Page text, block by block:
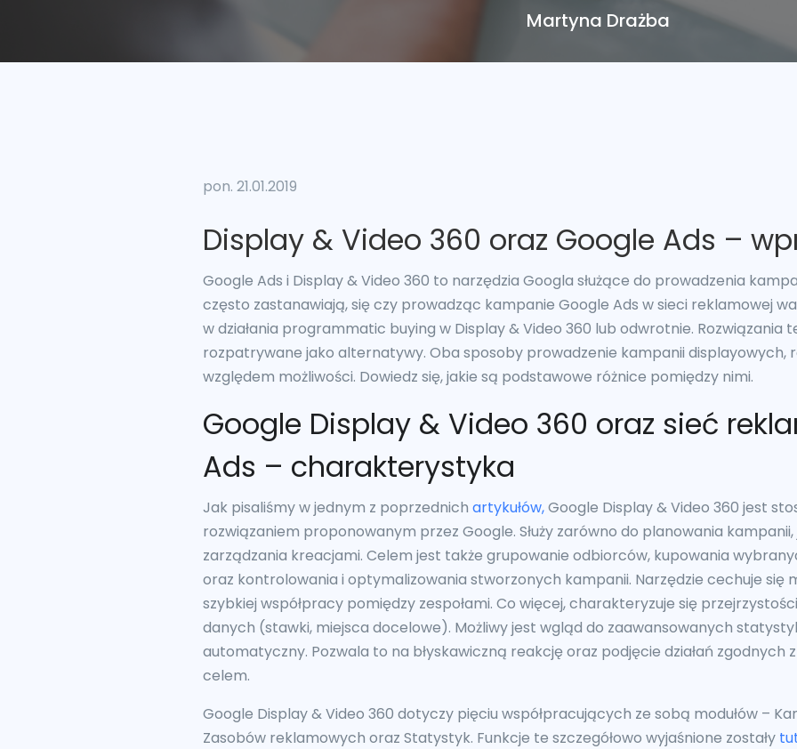
Martyna Drażba
pon. 21.01.2019
Display & Video 360 oraz Google Ads –
Google Ads i Display & Video 360 to narzędzia Googla służące do prowadzenia
często zastanawiają, się czy prowadząc kampanie Google Ads w sieci reklamowej
w działania programmatic buying w Display & Video 360 lub odwrotnie. Rozwiązania
rozpatrywane jako alternatywy. Oba sposoby prowadzenie kampanii displayowych,
względem możliwości. Dowiedz się, jakie są podstawowe różnice pomiędzy nimi.
Google Display & Video 360 oraz sieć
Ads – charakterystyka
Jak pisaliśmy w jednym z poprzednich artykułów,Google Display & Video 360 jest
rozwiązaniem proponowanym przez Google. Służy zarówno do planowania
zarządzania kreacjami. Celem jest także grupowanie odbiorców, kupowania
oraz kontrolowania i optymalizowania stworzonych kampanii. Narzędzie cechuje się
szybkiej współpracy pomiędzy zespołami. Co więcej, charakteryzuje się
danych (stawki, miejsca docelowe). Możliwy jest wgląd do zaawansowanych
automatyczny. Pozwala to na błyskawiczną reakcję oraz podjęcie działań zgodnych
celem.
Google Display & Video 360 dotyczy pięciu współpracujących ze sobą modułów –
Zasobów reklamowych oraz Statystyk. Funkcje te szczegółowo wyjaśnione zostały